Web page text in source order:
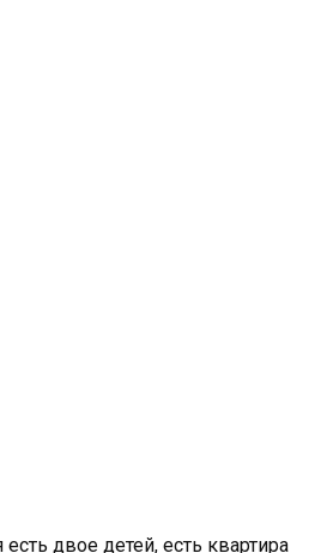
двое детей, есть квартира